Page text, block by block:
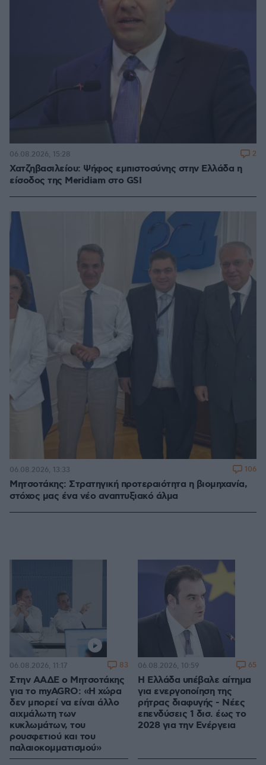
Χατζηβασιλείου: Ψήφος εμπιστοσύνης στην Ελλάδα η
είσοδος της Meridiam στο GSI
06.08.2026, 15:28 2
Μητσοτάκης: Στρατηγική προτεραιότητα η βιομηχανία,
στόχος μας ένα νέο αναπτυξιακό άλμα
06.08.2026, 13:33 106
Στην ΑΑΔΕ ο Μητσοτάκης
για το myAGRO: «Η χώρα
δεν μπορεί να είναι άλλο
αιχμάλωτη των
κυκλωμάτων, του
ρουσφετιού και του
παλαιοκομματισμού»
06.08.2026, 11:17 83
Η Ελλάδα υπέβαλε αίτημα
για ενεργοποίηση της
ρήτρας διαφυγής - Νέες
επενδύσεις 1 δισ. έως το
2028 για την Ενέργεια
06.08.2026, 10:59 65